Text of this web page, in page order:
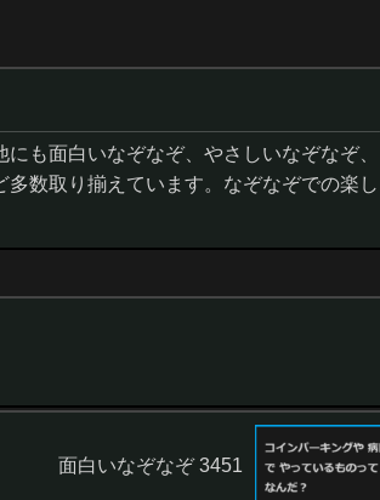
も面白いなぞなぞ、やさしいなぞなぞ、
数取り揃えています。なぞなぞでの楽し
面白いなぞなぞ 3451